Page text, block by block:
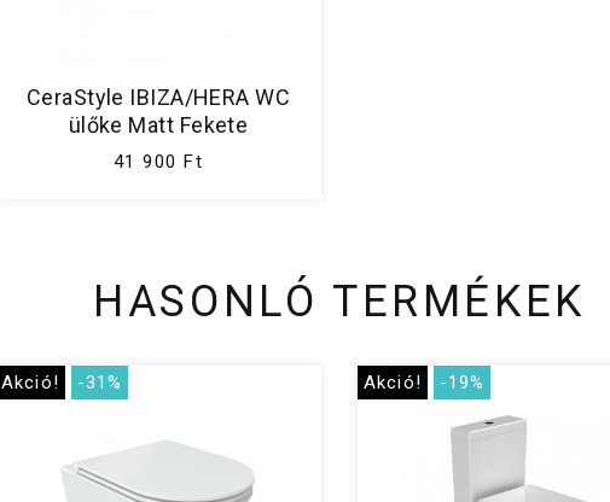
CeraStyle IBIZA/HERA WC
ülőke Matt Fekete
41 900 Ft
HASONLÓ TERMÉKEK
Akció! -31% Akció! -19%